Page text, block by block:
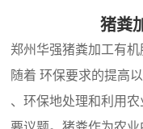
猪粪
郑州华强猪粪加工有
随着 环保要求的提高
、环保地处理和利用